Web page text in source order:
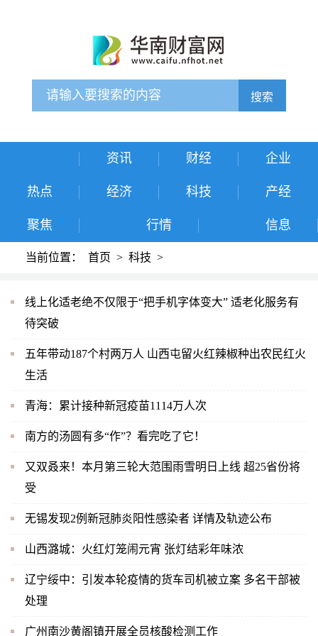
搜索
资讯 财经 企业
热点 经济 科技 产经
聚焦 行情 信息
当前位置： 首页 > 科技 >
线上化适老绝不仅限于“把手机字体变大” 适老化服务有
待突破
五年带动187个村两万人 山西屯留火红辣椒种出农民红火
生活
青海：累计接种新冠疫苗1114万人次
南方的汤圆有多“作”？看完吃了它！
又双叒来！本月第三轮大范围雨雪明日上线 超25省份将
受
无锡发现2例新冠肺炎阳性感染者 详情及轨迹公布
山西潞城：火红灯笼闹元宵 张灯结彩年味浓
辽宁绥中：引发本轮疫情的货车司机被立案 多名干部被
处理
广州南沙黄阁镇开展全员核酸检测工作